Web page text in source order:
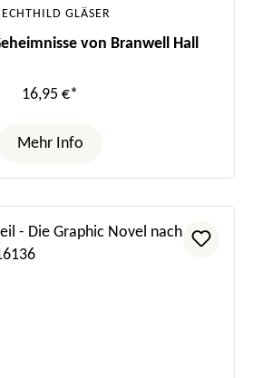
GLÄSER
von Branwell Hall
16,95 €*
Mehr Info